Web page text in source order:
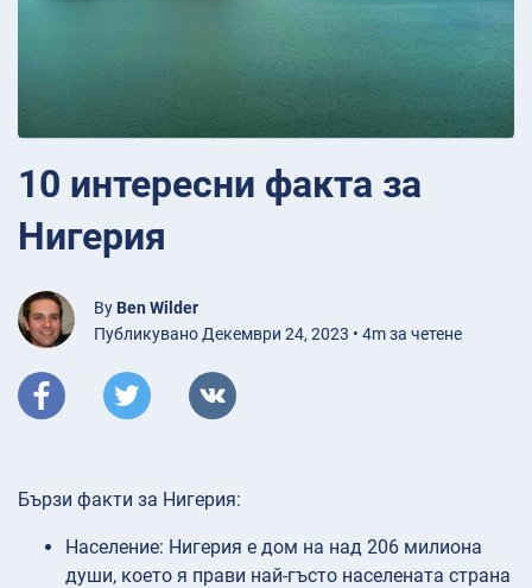
10 интересни факта за
Нигерия
By Ben Wilder
Публикувано Декември 24, 2023 • 4m за четене
Бързи факти за Нигерия:
Население: Нигерия е дом на над 206 милиона
души, което я прави най-гъсто населената страна